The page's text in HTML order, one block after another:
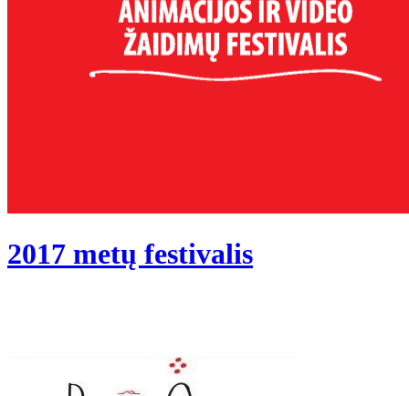
2017 metų festivalis